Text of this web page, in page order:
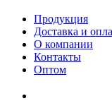
Продукция
Доставка и
О компании
Контакты
Оптом